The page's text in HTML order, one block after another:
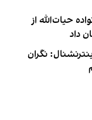
حیات‌الله از
داد
نگران